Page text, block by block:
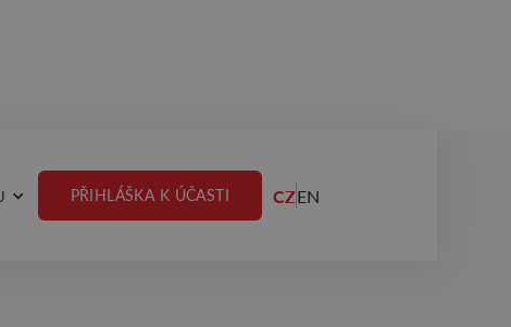
PŘIHLÁŠKA K ÚČASTI CZEN